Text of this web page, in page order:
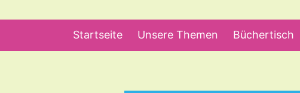
Startseite Unsere Themen Büchertisch